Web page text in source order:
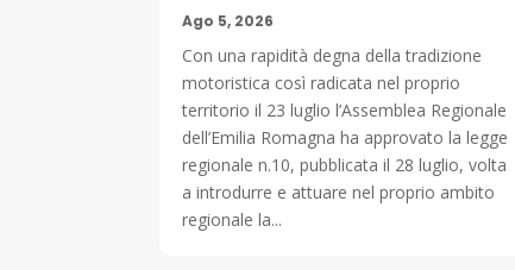
Ago 5, 2026
Con una rapidità degna della tradizione
motoristica così radicata nel proprio
territorio il 23 luglio l’Assemblea Regionale
dell’Emilia Romagna ha approvato la legge
regionale n.10, pubblicata il 28 luglio, volta
a introdurre e attuare nel proprio ambito
regionale la...